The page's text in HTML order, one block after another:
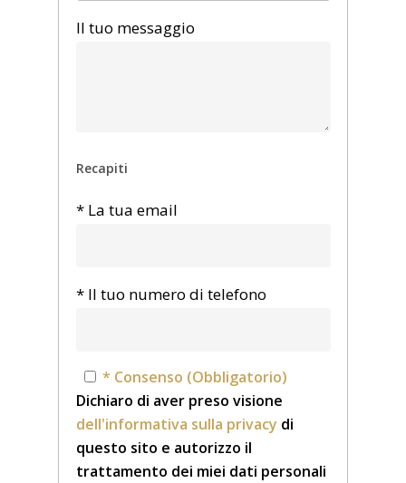
Il tuo messaggio
Recapiti
* La tua email
* Il tuo numero di telefono
* Consenso (Obbligatorio)
Dichiaro di aver preso visione
dell'informativa sulla privacy di
questo sito e autorizzo il
trattamento dei miei dati personali